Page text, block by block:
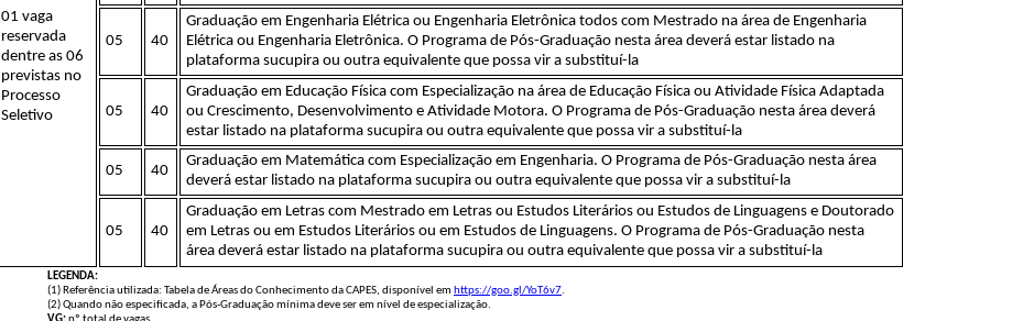
01 vaga
reservada
dentre as 06
previstas no
Processo
Seletivo
05 40
Graduação em Engenharia Elétrica ou Engenharia Eletrônica todos com Mestrado na área de Engenharia
Elétrica ou Engenharia Eletrônica. O Programa de Pós-Graduação nesta área deverá estar listado na
plataforma sucupira ou outra equivalente que possa vir a substituí-la
05 40
Graduação em Educação Física com Especialização na área de Educação Física ou Atividade Física Adaptada
ou Crescimento, Desenvolvimento e Atividade Motora. O Programa de Pós-Graduação nesta área deverá
estar listado na plataforma sucupira ou outra equivalente que possa vir a substituí-la
05 40
Graduação em Matemática com Especialização em Engenharia. O Programa de Pós-Graduação nesta área
deverá estar listado na plataforma sucupira ou outra equivalente que possa vir a substituí-la
05 40
Graduação em Letras com Mestrado em Letras ou Estudos Literários ou Estudos de Linguagens e Doutorado
em Letras ou em Estudos Literários ou em Estudos de Linguagens. O Programa de Pós-Graduação nesta
área deverá estar listado na plataforma sucupira ou outra equivalente que possa vir a substituí-la
LEGENDA:
(1) Referência utilizada: Tabela de Áreas do Conhecimento da CAPES, disponível em https://goo.gl/YoT6v7.
(2) Quando não especificada, a Pós-Graduação mínima deve ser em nível de especialização.